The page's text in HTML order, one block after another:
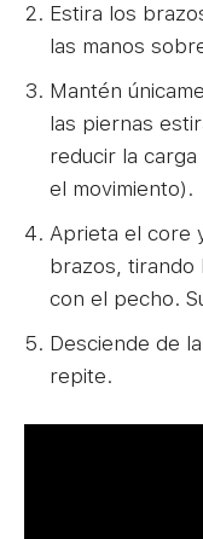
Estira los
las manos
Mantén
las piernas
reducir la
el movimiento).
Aprieta el core
brazos, tirando
con el pecho.
Desciende de
repite.